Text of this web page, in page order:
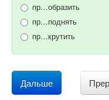
пр…образить
пр…поднять
пр…крутить
Дальше